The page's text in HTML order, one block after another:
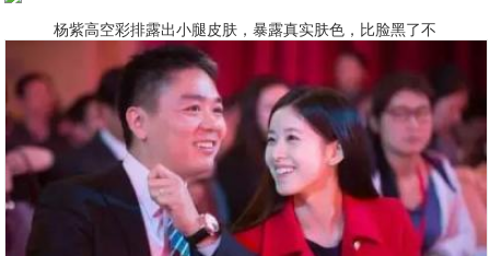
杨紫高空彩排露出小腿皮肤，暴露真实肤色，比脸黑了不